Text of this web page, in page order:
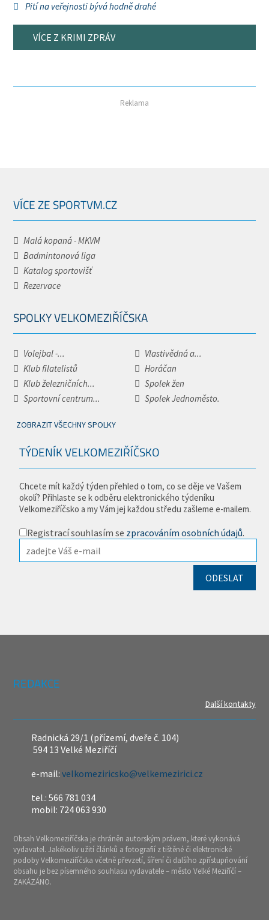
Pití na veřejnosti bývá hodně drahé
VÍCE Z KRIMI ZPRÁV
Reklama
VÍCE ZE SPORTVM.CZ
Malá kopaná - MKVM
Badmintonová liga
Katalog sportovišť
Rezervace
SPOLKY VELKOMEZIŘÍČSKA
Volejbal -...
Vlastivědná a...
Klub filatelistů
Horáčan
Klub železničních...
Spolek žen
Sportovní centrum...
Spolek Jednoměsto.
ZOBRAZIT VŠECHNY SPOLKY
TÝDENÍK VELKOMEZIŘÍČSKO
Chcete mít každý týden přehled o tom, co se děje ve Vašem
okolí? Přihlaste se k odběru elektronického týdeníku
Velkomeziříčsko a my Vám jej každou středu zašleme e-mailem.
Registrací souhlasím se zpracováním osobních údajů.
REDAKCE
Další kontakty
Radnická 29/1 (přízemí, dveře č. 104)
594 13 Velké Meziříčí
e-mail:velkomeziricsko@velkemezirici.cz
tel.: 566 781 034
mobil: 724 063 930
Obsah Velkomeziříčska je chráněn autorským právem, které vykonává
vydavatel. Jakékoliv užití článků a fotografií z tištěné či elektronické
podoby Velkomeziříčska včetně převzetí, šíření či dalšího zpřístupňování
obsahu je bez písemného souhlasu vydavatele – město Velké Meziříčí –
ZAKÁZÁNO.